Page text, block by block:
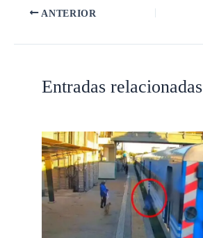
ANTERIOR
Entradas relacionadas